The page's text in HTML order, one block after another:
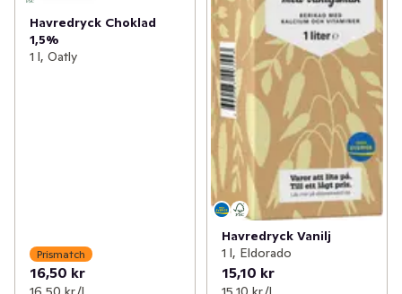
Havredryck Choklad
1,5%
1 l, Oatly
Prismatch
16,50 kr
Havredryck Vanilj
1 l, Eldorado
15,10 kr